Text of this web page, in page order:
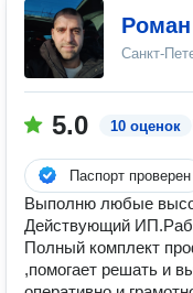
Санкт-
5.0 10 оценок
Паспорт проверен
Выполню любые
Действующий
Полный комплект
,помогает решать и